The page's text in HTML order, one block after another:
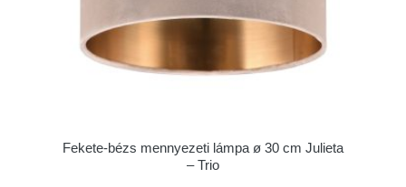
Fekete-bézs mennyezeti lámpa ø 30 cm Julieta
– Trio